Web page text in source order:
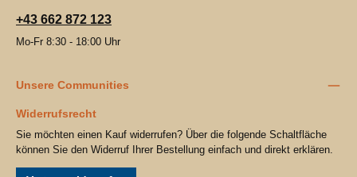
+43 662 872 123
Mo-Fr 8:30 - 18:00 Uhr
Unsere Communities
Widerrufsrecht
Sie möchten einen Kauf widerrufen? Über die folgende Schaltfläche
können Sie den Widerruf Ihrer Bestellung einfach und direkt erklären.